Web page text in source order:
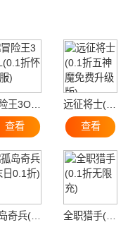
冒险王3OL(0.1折怀旧服)
查看
远征将士(0.1折五神魔免费升级版)
查看
孤岛奇兵(末日0.1折)